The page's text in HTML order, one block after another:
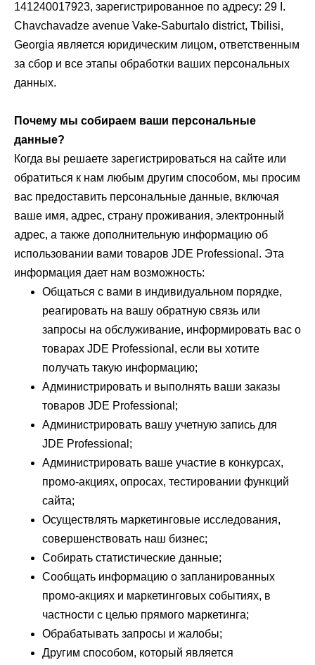
141240017923, зарегистрированное по адресу: 29 I.
Chavchavadze avenue Vake-Saburtalo district, Tbilisi,
Georgia является юридическим лицом, ответственным
за сбор и все этапы обработки ваших персональных
данных.
Почему мы собираем ваши персональные
данные?
Когда вы решаете зарегистрироваться на сайте или
обратиться к нам любым другим способом, мы просим
вас предоставить персональные данные, включая
ваше имя, адрес, страну проживания, электронный
адрес, а также дополнительную информацию об
использовании вами товаров JDE Professional. Эта
информация дает нам возможность:
Общаться с вами в индивидуальном порядке,
реагировать на вашу обратную связь или
запросы на обслуживание, информировать вас о
товарах JDE Professional, если вы хотите
получать такую информацию;
Администрировать и выполнять ваши заказы
товаров JDE Professional;
Администрировать вашу учетную запись для
JDE Professional;
Администрировать ваше участие в конкурсах,
промо-акциях, опросах, тестировании функций
сайта;
Осуществлять маркетинговые исследования,
совершенствовать наш бизнес;
Собирать статистические данные;
Сообщать информацию о запланированных
промо-акциях и маркетинговых событиях, в
частности с целью прямого маркетинга;
Обрабатывать запросы и жалобы;
Другим способом, который является